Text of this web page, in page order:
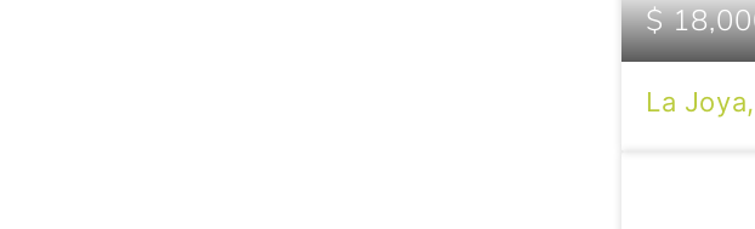
$
La